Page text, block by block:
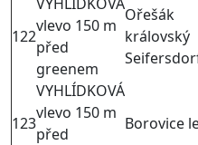
122
vlevo 150 m
před
greenem
Ořešák
královský
123
VYHLÍDKOVÁ
vlevo 150 m
před
Borovice